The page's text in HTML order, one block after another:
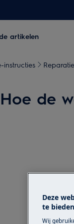
artikelen
instructies
de
Deze
te
Wij